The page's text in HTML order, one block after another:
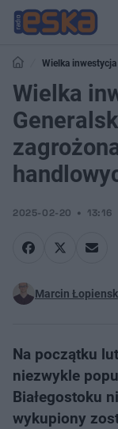
Wielka
Budowa obiektów
Wielka
2025-02-20 13:16
Marcin
Na początku
niezwykle
Białegostoku
wykupiony